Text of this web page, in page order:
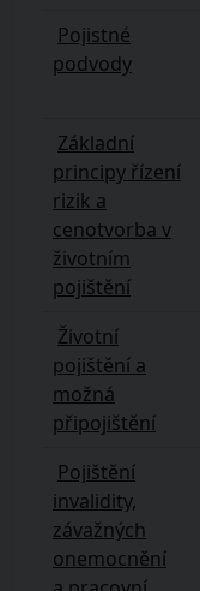
Pojistné
podvody
Základní
principy řízení
rizik a
cenotvorba v
životním
pojištění
Životní
pojištění a
možná
připojištění
Pojištění
invalidity,
závažných
onemocnění